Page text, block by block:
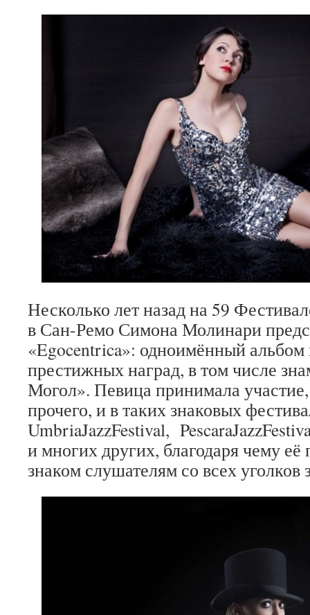
Несколько лет назад на 59
в Сан-Ремо Симона Молинари
«Egocentrica»: одноимённый альбом
престижных наград, в том числе
Могол». Певица принимала
прочего, и в таких знаковых
UmbriaJazzFestival,
и многих других, благодаря чему
знаком слушателям со всех уголков